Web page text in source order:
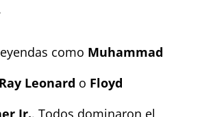
como Muhammad
Leonard o Floyd
Jr.. Todos dominaron el